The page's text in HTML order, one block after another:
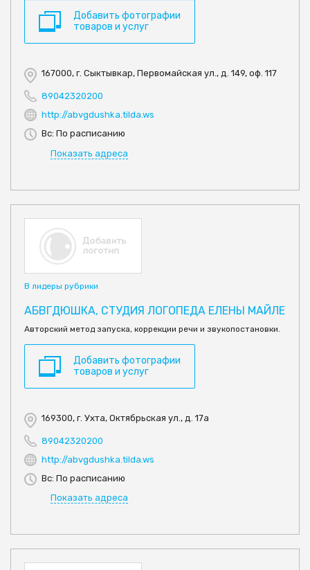
Добавить фотографии
товаров и услуг
167000, г. Сыктывкар, Первомайская ул., д. 149, оф. 117
89042320200
http://abvgdushka.tilda.ws
Вс: По расписанию
Показать адреса
В лидеры рубрики
АБВГДЮШКА, СТУДИЯ ЛОГОПЕДА ЕЛЕНЫ МАЙЛЕ
Авторский метод запуска, коррекции речи и звукопостановки.
Добавить фотографии
товаров и услуг
169300, г. Ухта, Октябрьская ул., д. 17а
89042320200
http://abvgdushka.tilda.ws
Вс: По расписанию
Показать адреса